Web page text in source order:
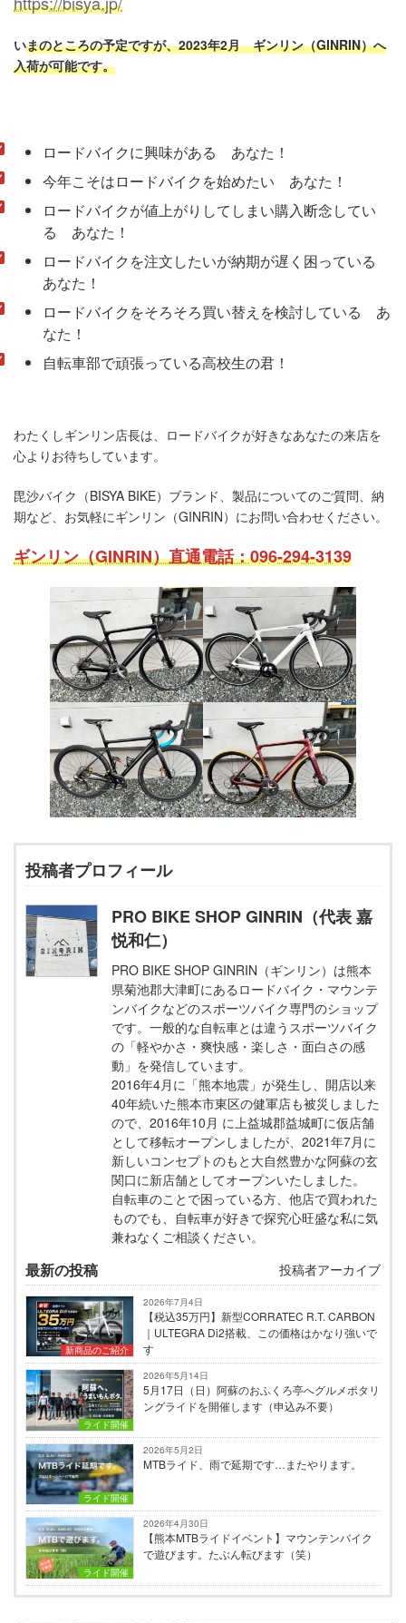
いまのところの予定ですが、2023年2月 ギンリン（GINRIN）へ
入荷が可能です。
ロードバイクに興味がある あなた！
今年こそはロードバイクを始めたい あなた！
ロードバイクが値上がりしてしまい購入断念してい
る あなた！
ロードバイクを注文したいが納期が遅く困っている
あなた！
ロードバイクをそろそろ買い替えを検討している あ
なた！
自転車部で頑張っている高校生の君！
わたくしギンリン店長は、ロードバイクが好きなあなたの来店を
心よりお待ちしています。
毘沙バイク（BISYA BIKE）ブランド、製品についてのご質問、納
期など、お気軽にギンリン（GINRIN）にお問い合わせください。
ギンリン（GINRIN）直通電話：096-294-3139
投稿者プロフィール
PRO BIKE SHOP GINRIN（代表 嘉
悦和仁）
PRO BIKE SHOP GINRIN（ギンリン）は熊本
県菊池郡大津町にあるロードバイク・マウンテ
ンバイクなどのスポーツバイク専門のショップ
です。一般的な自転車とは違うスポーツバイク
の「軽やかさ・爽快感・楽しさ・面白さの感
動」を発信しています。
2016年4月に「熊本地震」が発生し、開店以来
40年続いた熊本市東区の健軍店も被災しました
ので、2016年10月 に上益城郡益城町に仮店舗
として移転オープンしましたが、2021年7月に
新しいコンセプトのもと大自然豊かな阿蘇の玄
関口に新店舗としてオープンいたしました。
自転車のことで困っている方、他店で買われた
ものでも、自転車が好きで探究心旺盛な私に気
兼ねなくご相談ください。
最新の投稿 投稿者アーカイブ
新商品のご紹介
2026年7月4日
【税込35万円】新型CORRATEC R.T. CARBON
｜ULTEGRA Di2搭載、この価格はかなり強いで
す
ライド開催
2026年5月14日
5月17日（日）阿蘇のおふくろ亭へグルメポタリ
ングライドを開催します（申込み不要）
ライド開催
2026年5月2日
MTBライド、雨で延期です…またやります。
ライド開催
2026年4月30日
【熊本MTBライドイベント】マウンテンバイク
で遊びます。たぶん転びます（笑）